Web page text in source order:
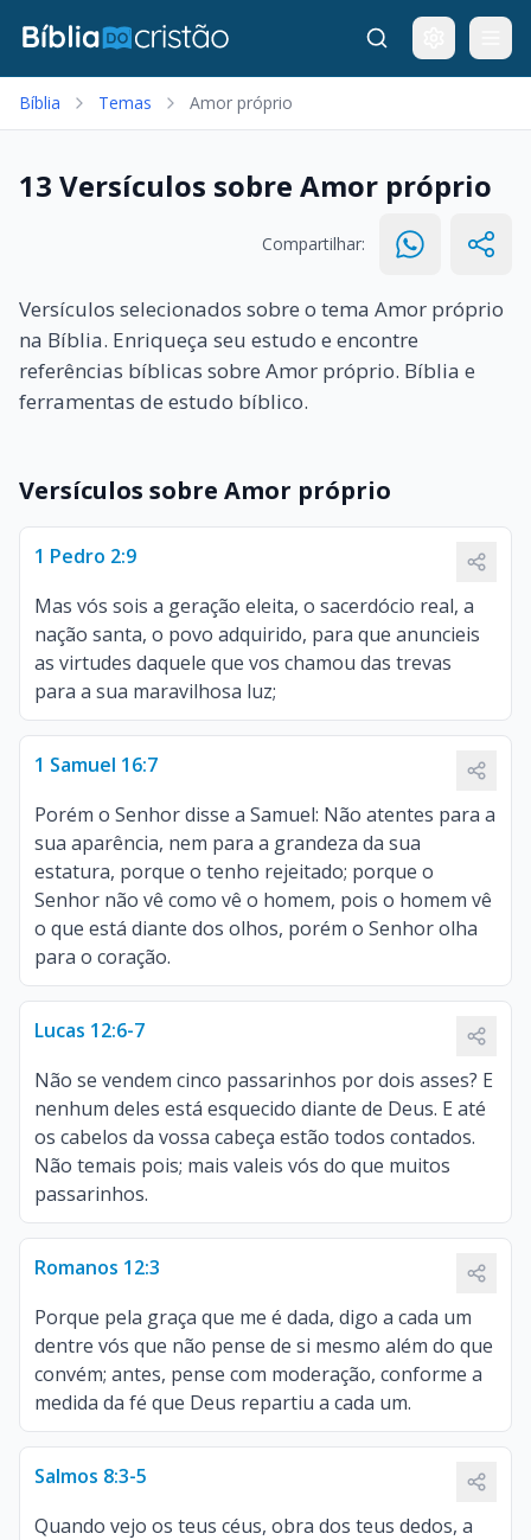
Bíblia Temas Amor próprio
13 Versículos sobre Amor próprio
Compartilhar:
Versículos selecionados sobre o tema Amor próprio
na Bíblia. Enriqueça seu estudo e encontre
referências bíblicas sobre Amor próprio. Bíblia e
ferramentas de estudo bíblico.
Versículos sobre Amor próprio
1 Pedro 2:9
Mas vós sois a geração eleita, o sacerdócio real, a
nação santa, o povo adquirido, para que anuncieis
as virtudes daquele que vos chamou das trevas
para a sua maravilhosa luz;
1 Samuel 16:7
Porém o Senhor disse a Samuel: Não atentes para a
sua aparência, nem para a grandeza da sua
estatura, porque o tenho rejeitado; porque o
Senhor não vê como vê o homem, pois o homem vê
o que está diante dos olhos, porém o Senhor olha
para o coração.
Lucas 12:6-7
Não se vendem cinco passarinhos por dois asses? E
nenhum deles está esquecido diante de Deus. E até
os cabelos da vossa cabeça estão todos contados.
Não temais pois; mais valeis vós do que muitos
passarinhos.
Romanos 12:3
Porque pela graça que me é dada, digo a cada um
dentre vós que não pense de si mesmo além do que
convém; antes, pense com moderação, conforme a
medida da fé que Deus repartiu a cada um.
Salmos 8:3-5
Quando vejo os teus céus, obra dos teus dedos, a